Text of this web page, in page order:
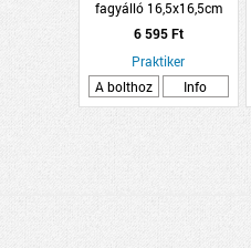
fagyálló 16,5x16,5cm
mintás világos terrakotta
színű matt gres padlólap
6 595 Ft
Praktiker
A bolthoz
Info